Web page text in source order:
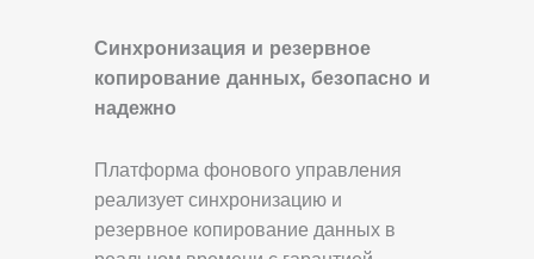
Синхронизация и резервное
копирование данных, безопасно и
надежно
Платформа фонового управления
реализует синхронизацию и
резервное копирование данных в